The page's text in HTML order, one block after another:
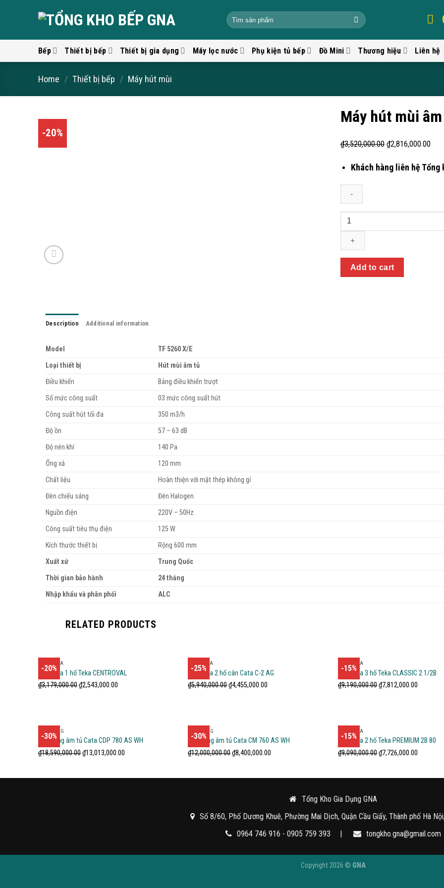
Bếp Thiết bị bếp Thiết bị gia dụng Máy lọc nước Phụ kiện tủ bếp Đồ Mini Thương hiệu Liên hệ
Home / Thiết bị bếp / Máy hút mùi
-20%
Máy hút mùi
₫3,520,000.00 ₫2,816,000.00
Khách hàng liên hệ
Quantity
Add to cart
Description Additional information
Model
TF 5260 X/E
Loại thiết bị
Hút mùi âm tủ
Điều khiển
Bảng điều khiển trượt
Số mức công suất
03 mức công suất hút
Công suất hút tối đa
350 m3/h
Độ ồn
57 – 63 dB
Độ nén khí
140 Pa
Ống xả
120 mm
Chất liệu
Hoàn thiện với mặt thép không gỉ
Đèn chiếu sáng
Đèn Halogen
Nguồn điện
220V – 50Hz
Công suất tiêu thụ điện
125 W
Kích thước thiết bị
Rộng 600 mm
Xuất xứ
Trung Quốc
Thời gian bảo hành
24 tháng
Nhập khẩu và phân phối
ALC
RELATED PRODUCTS
-20%
CHẬU RỬA
Chậu rửa 1 hố Teka CENTROVAL
₫3,179,000.00₫2,543,000.00
-25%
CHẬU RỬA
Chậu rửa 2 hố cân Cata C-2 AG
₫5,940,000.00₫4,455,000.00
-15%
CHẬU RỬA
Chậu rửa 3 hố Teka CLASSIC 2 1/2B
₫9,190,000.00₫7,812,000.00
-30%
LÒ NƯỚNG
Lò nướng âm tủ Cata CDP 780 AS WH
₫18,590,000.00₫13,013,000.00
-30%
LÒ NƯỚNG
Lò nướng âm tủ Cata CM 760 AS WH
₫12,000,000.00₫8,400,000.00
-15%
CHẬU RỬA
Chậu rửa 2 hố Teka PREMIUM 2B 80
₫9,090,000.00₫7,726,000.00
Tổng Kho Gia Dụng GNA
Số 8/60, Phố Dương Khuê, Phường Mai Dịch, Quận Cầu Giấy, Thành phố Hà
0964 746 916 - 0905 759 393
tongkho.gna@gmail.com
Copyright 2026 © GNA